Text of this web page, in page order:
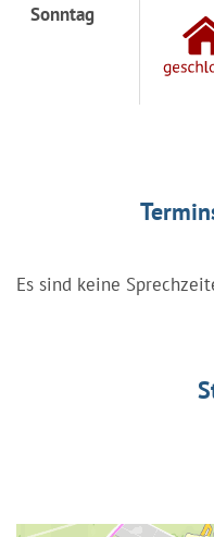
Sonntag
Es sind keine